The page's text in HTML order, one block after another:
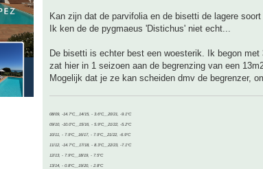
Kan zijn dat de parvifolia en de bisetti de lagere
Ik ken de de pygmaeus 'Distichus' niet echt...
De bisetti is echter best een woesterik. Ik begon
zat hier in 1 seizoen aan de begrenzing van een
Mogelijk dat je ze kan scheiden dmv de begrenzer,
08/09, -14.7°C__14/15, - 3.6°C__20/21, -9.1°C
09/10, -10.0°C__15/16, - 5.9°C__21/22, -5.2°C
10/11, - 7.9°C__16/17, - 7.9°C__21/22, -6.9°C
11/12, -14.7°C__17/18, - 8.3°C__22/23, -7.1°C
12/13, - 7.9°C__18/19, - 7.5°C
13/14, - 0.8°C__19/20, - 2.8°C